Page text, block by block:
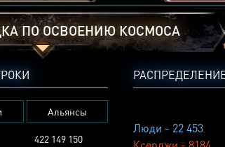
ПО ОСВОЕНИЮ КОСМОСА
Люди - 22 453
Альянсы
422 149 150